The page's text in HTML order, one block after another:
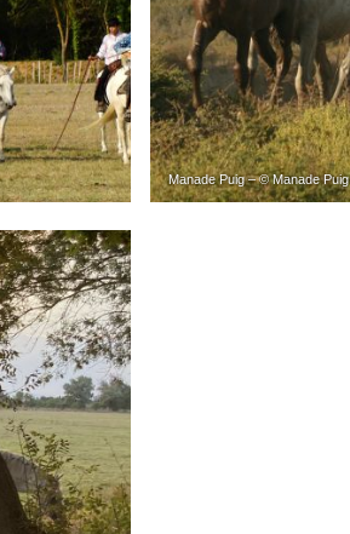
Manade Puig – © Manade Puig